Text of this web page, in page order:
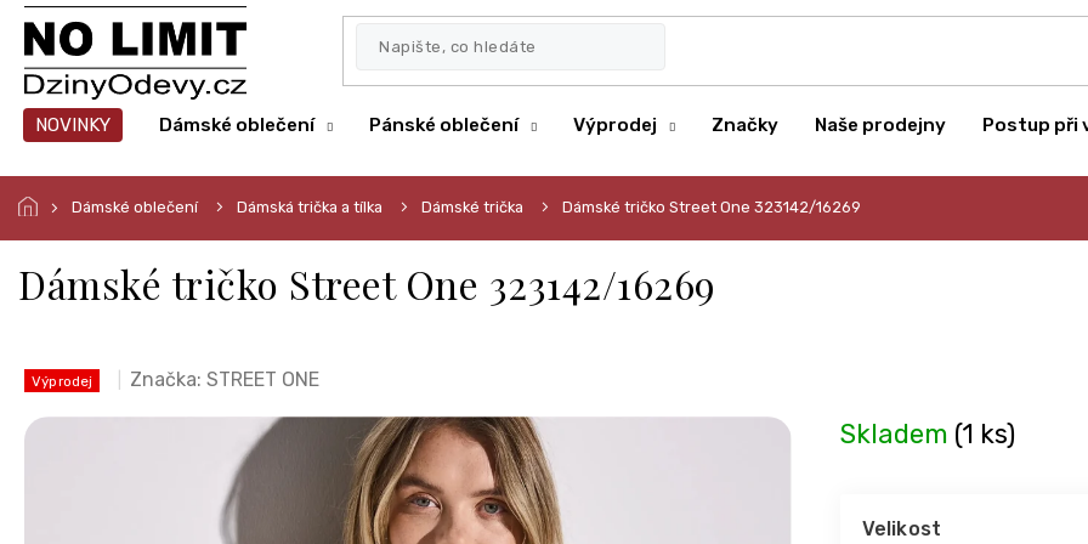
Přejít
obsah
NOVINKY Dámské oblečení Pánské oblečení Výprodej Značky Naše prodejny Postup při
Dámské oblečení Dámská trička a tílka Dámské trička Dámské tričko Street One 323142/16269
Dámské tričko Street One 323142/16269
Výprodej Značka:STREET ONE
Skladem (1 ks)
Velikost